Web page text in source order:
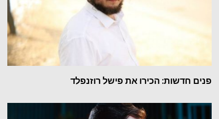
פנים חדשות: הכירו את פישל רוזנפלד